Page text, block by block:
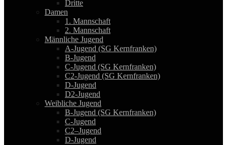
Dritte
Damen
1. Mannschaft
2. Mannschaft
Männliche Jugend
A-Jugend (SG Kernfranken)
B-Jugend
C-Jugend (SG Kernfranken)
C2-Jugend (SG Kernfranken)
D-Jugend
D2-Jugend
Weibliche Jugend
B-Jugend (SG Kernfranken)
C-Jugend
C2–Jugend
D-Jugend